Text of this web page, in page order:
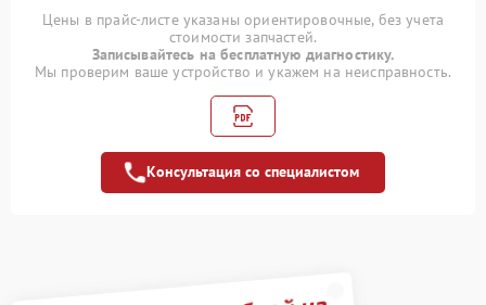
заварочного блока
1400 рублей
Профилактическая
чистка кофемашины
1000 рублей
Замена уплотнительных
900 рублей
Цены в прайс-листе указаны ориентировочные, без учета
стоимости запчастей.
Записывайтесь на бесплатную диагностику.
Мы проверим ваше устройство и укажем на неисправность.
Консультация со специалистом